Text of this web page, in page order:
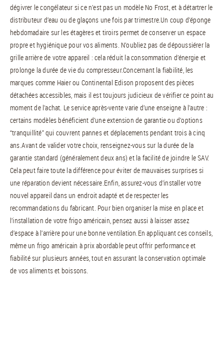
dégivrer le congélateur si ce n’est pas un modèle No Frost, et à détartrer le
distributeur d’eau ou de glaçons une fois par trimestre.Un coup d’éponge
hebdomadaire sur les étagères et tiroirs permet de conserver un espace
propre et hygiénique pour vos aliments. N’oubliez pas de dépoussiérer la
grille arrière de votre appareil : cela réduit la consommation d’énergie et
prolonge la durée de vie du compresseur.Concernant la fiabilité, les
marques comme Haier ou Continental Edison proposent des pièces
détachées accessibles, mais il est toujours judicieux de vérifier ce point au
moment de l’achat. Le service après-vente varie d’une enseigne à l’autre :
certains modèles bénéficient d’une extension de garantie ou d’options
“tranquillité” qui couvrent pannes et déplacements pendant trois à cinq
ans.Avant de valider votre choix, renseignez-vous sur la durée de la
garantie standard (généralement deux ans) et la facilité de joindre le SAV.
Cela peut faire toute la différence pour éviter de mauvaises surprises si
une réparation devient nécessaire.Enfin, assurez-vous d’installer votre
nouvel appareil dans un endroit adapté et de respecter les
recommandations du fabricant. Pour bien organiser la mise en place et
l’installation de votre frigo américain, pensez aussi à laisser assez
d’espace à l’arrière pour une bonne ventilation.En appliquant ces conseils,
même un frigo américain à prix abordable peut offrir performance et
fiabilité sur plusieurs années, tout en assurant la conservation optimale
de vos aliments et boissons.